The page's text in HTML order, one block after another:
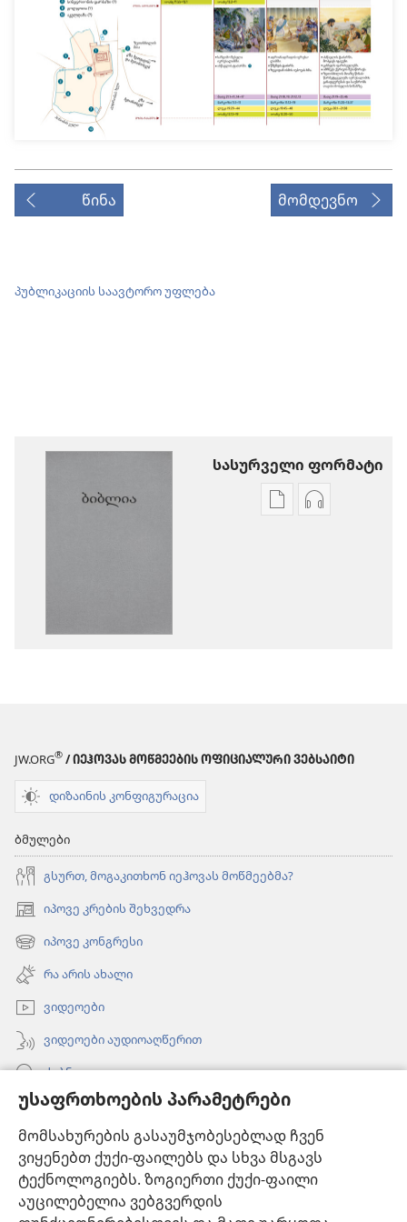
უსაფრთხოების პარამეტრები
მომსახურების გასაუმჯობესებლად ჩვენ
ვიყენებთ ქუქი-ფაილებს და სხვა მსგავს
ტექნოლოგიებს. ზოგიერთი ქუქი-ფაილი
აუცილებელია ვებგვერდის
წინა მომდევნო
პუბლიკაციის საავტორო უფლება
სასურველი ფორმატი
პუბლიკაციების
JW.ORG® / ᲘᲔᲰᲝᲕᲐᲡ ᲛᲝᲬᲛᲔᲔᲑᲘᲡ ᲝᲤᲘᲪᲘᲐᲚᲣᲠᲘ ᲕᲔᲑᲡᲐᲘᲢᲘ
დიზაინის კონფიგურაცია
ბმულები
გსურთ, მოგაკითხონ იეჰოვას მოწმეებმა?
იპოვე კრების შეხვედრა
(გაიხსნება
ახალი
ფანჯარა)
იპოვე კონგრესი
(გაიხსნება
ახალი
ფანჯარა)
რა არის ახალი
ვიდეოები
ვიდეოები აუდიოაღწერით
ძებნა
ინფორმაცია ექიმებისთვის
ინფორმაცია ოფიციალური პირებისთვის
დახმარება
შესაწირავები